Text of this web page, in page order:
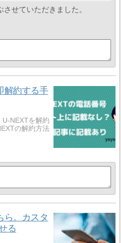
させていただきました。
解約する手
NEXTを解約
の解約方法
ら。カスタ
る